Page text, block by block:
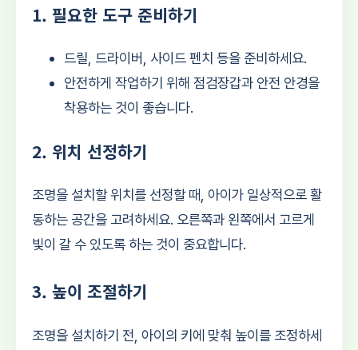
1. 필요한 도구 준비하기
드릴, 드라이버, 사이드 펜치 등을 준비하세요.
안전하게 작업하기 위해 점검장갑과 안전 안경을
착용하는 것이 좋습니다.
2. 위치 선정하기
조명을 설치할 위치를 선정할 때, 아이가 일상적으로 활
동하는 공간을 고려하세요. 오른쪽과 왼쪽에서 고르게
빛이 갈 수 있도록 하는 것이 중요합니다.
3. 높이 조절하기
조명을 설치하기 전, 아이의 키에 맞춰 높이를 조정하세